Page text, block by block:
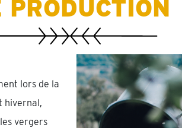
PRODUCTION
lors de la
hivernal,
vergers